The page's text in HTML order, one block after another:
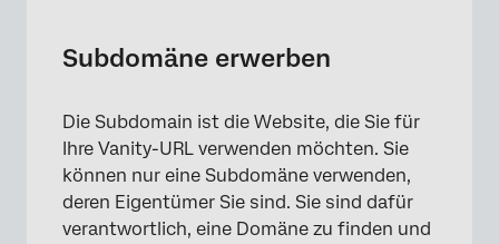
Subdomäne erwerben
Die Subdomain ist die Website, die Sie für
Ihre Vanity-URL verwenden möchten. Sie
können nur eine Subdomäne verwenden,
deren Eigentümer Sie sind. Sie sind dafür
verantwortlich, eine Domäne zu finden und